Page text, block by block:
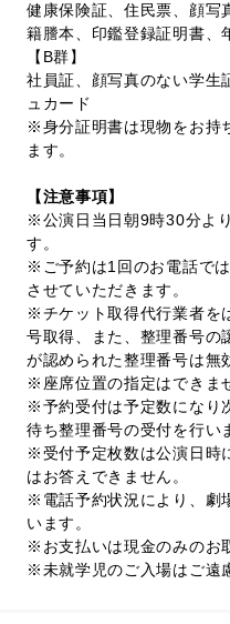
健康保険証、住民票、顔写
籍謄本、印鑑登録証明書、
【B群】
社員証、顔写真のない学生
ュカード
※身分証明書は現物をお持
ます。
【注意事項】
※公演日当日朝9時30分よ
す。
※ご予約は1回のお電話で
させていただきます。
※チケット取得代行業者を
号取得、また、整理番号の
が認められた整理番号は無
※座席位置の指定はできま
※予約受付は予定数になり
待ち整理番号の受付を行い
※受付予定枚数は公演日時
はお答えできません。
※電話予約状況により、劇
います。
※お支払いは現金のみのお
※未就学児のご入場はご遠